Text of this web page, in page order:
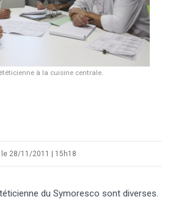
à la cuisine centrale.
28/11/2011 | 15h18
du Symoresco sont diverses.